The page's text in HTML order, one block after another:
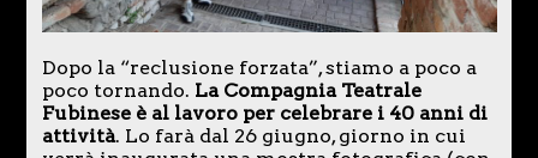
Dopo la “reclusione forzata”, stiamo a poco a
poco tornando. La Compagnia Teatrale
Fubinese è al lavoro per celebrare i 40 anni di
attività. Lo farà dal 26 giugno, giorno in cui